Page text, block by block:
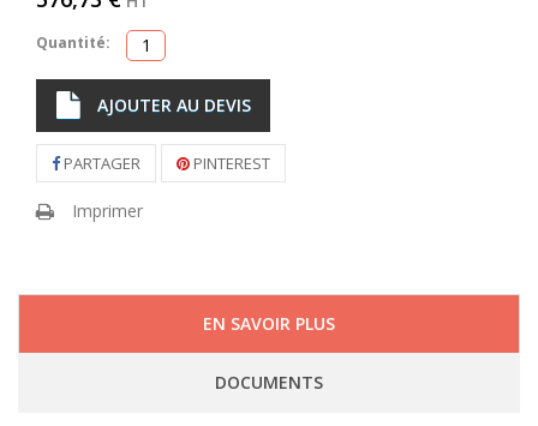
Quantité:
AJOUTER AU DEVIS
PARTAGER PINTEREST
Imprimer
EN SAVOIR PLUS
DOCUMENTS